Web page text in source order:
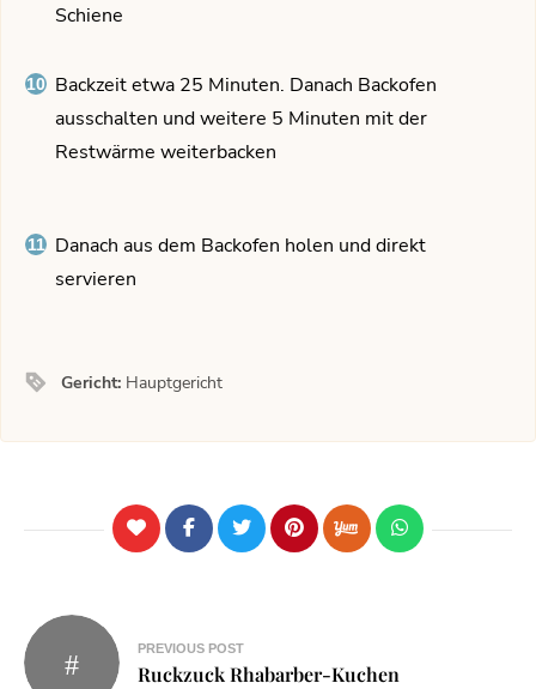
Schiene
Backzeit etwa 25 Minuten. Danach Backofen
ausschalten und weitere 5 Minuten mit der
Restwärme weiterbacken
Danach aus dem Backofen holen und direkt
servieren
Gericht: Hauptgericht
PREVIOUS POST
Ruckzuck Rhabarber-Kuchen